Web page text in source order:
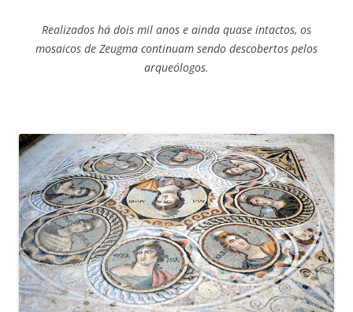
Realizados há dois mil anos e ainda quase intactos, os
mosaicos de Zeugma continuam sendo descobertos pelos
arqueólogos.